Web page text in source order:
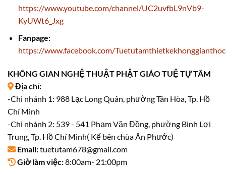
https://www.youtube.com/channel/UC2uvfbL9nVb9-
KyUWt6_Jxg
Fanpage:
https://www.facebook.com/
KHÔNG GIAN NGHỆ THUẬT PHẬT GIÁO TUỆ TỰ TÂM
Địa chỉ:
-Chi nhánh 1: 988 Lạc Long Quân, phường Tân Hòa, Tp. Hồ
Chí Minh
-Chi nhánh 2: 539 - 541 Phạm Văn Đồng, phường Bình Lợi
Trung, Tp. Hồ Chí Minh( Kế bên chùa Ân Phước)
Email:tuetutam678@gmail.com
Giờ làm việc:8:00am- 21:00pm